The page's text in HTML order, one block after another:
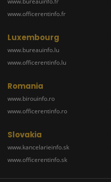
www.officerentinfo.fr
Luxembourg
www.bureauinfo.lu
www.officerentinfo.lu
Romania
www.birouinfo.ro
www.officerentinfo.ro
Slovakia
www.kancelarieinfo.sk
www.officerentinfo.sk